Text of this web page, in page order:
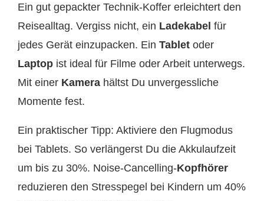
Ein gut gepackter Technik-Koffer erleichtert den
Reisealltag. Vergiss nicht, ein Ladekabel für
jedes Gerät einzupacken. Ein Tablet oder
Laptop ist ideal für Filme oder Arbeit unterwegs.
Mit einer Kamera hältst Du unvergessliche
Momente fest.
Ein praktischer Tipp: Aktiviere den Flugmodus
bei Tablets. So verlängerst Du die Akkulaufzeit
um bis zu 30%. Noise-Cancelling-Kopfhörer
reduzieren den Stresspegel bei Kindern um 40%